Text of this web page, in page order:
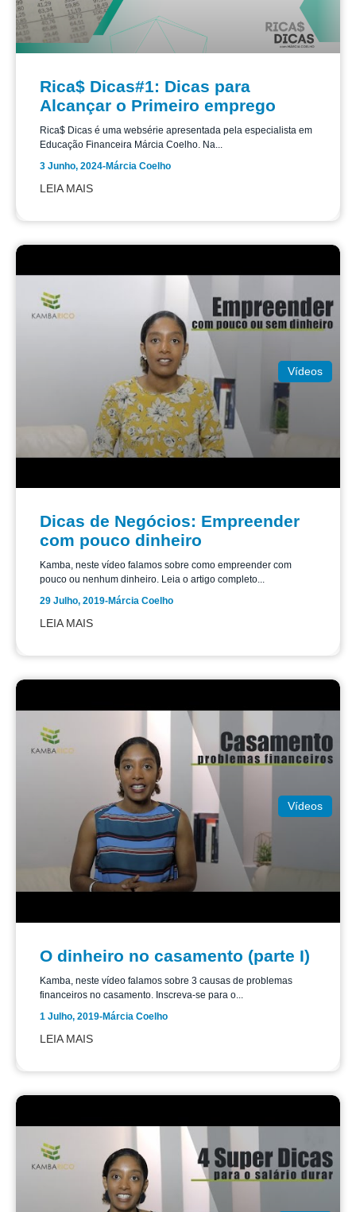
Rica$ Dicas#1: Dicas para
Alcançar o Primeiro emprego
Rica$ Dicas é uma websérie apresentada pela especialista em
Educação Financeira Márcia Coelho. Na...
3 Junho, 2024-Márcia Coelho
LEIA MAIS
Vídeos
Dicas de Negócios: Empreender
com pouco dinheiro
Kamba, neste vídeo falamos sobre como empreender com
pouco ou nenhum dinheiro. Leia o artigo completo...
29 Julho, 2019-Márcia Coelho
LEIA MAIS
Vídeos
O dinheiro no casamento (parte I)
Kamba, neste vídeo falamos sobre 3 causas de problemas
financeiros no casamento. Inscreva-se para o...
1 Julho, 2019-Márcia Coelho
LEIA MAIS